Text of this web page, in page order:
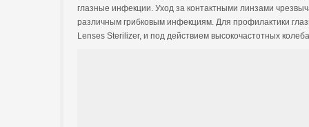
глазные инфекции. Уход за контактными линзами
различным грибковым инфекциям. Для профилактики
Lenses Sterilizer, и под действием высокочастотных